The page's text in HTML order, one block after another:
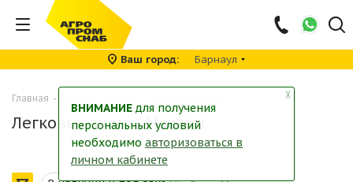
Ваш город Барнаул
Главная -
Легковые шины Mazzini
╳
ВНИМАНИЕ для получения
персональных условий
необходимо авторизоваться в
личном кабинете